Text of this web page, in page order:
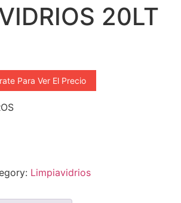
20LT
Para Ver El Precio
Limpiavidrios